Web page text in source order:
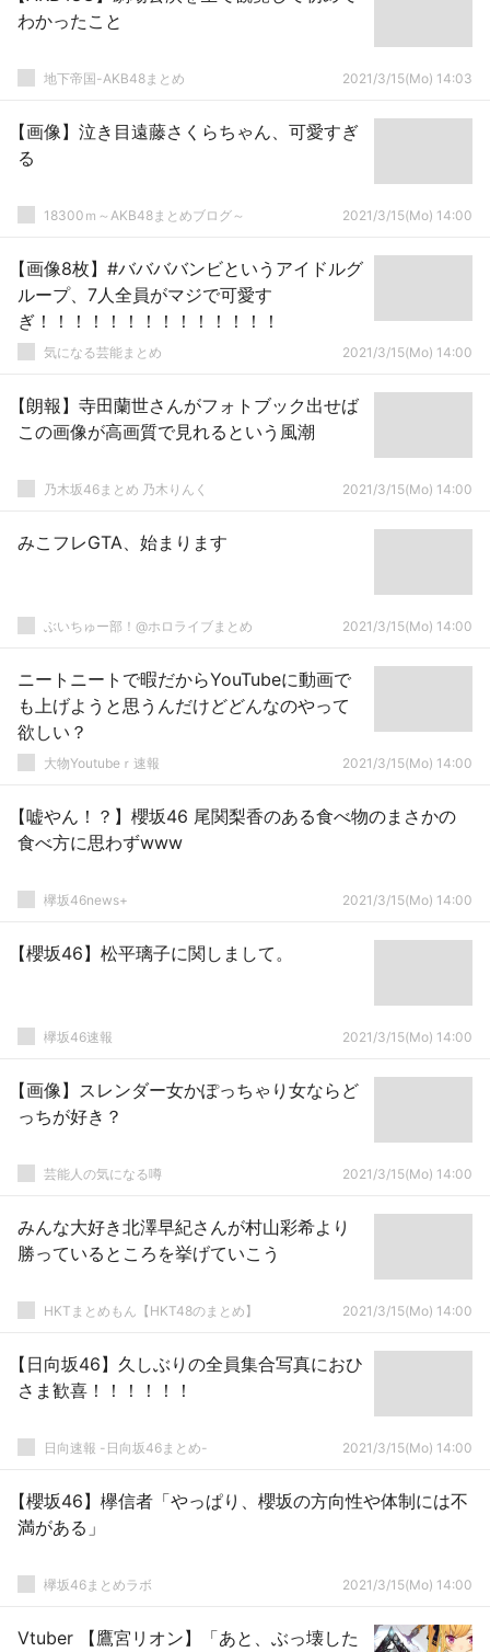
わかったこと
地下帝国-AKB48まとめ 2021/3/15(Mo) 14:03
【画像】泣き目遠藤さくらちゃん、可愛すぎ
る
18300ｍ～AKB48まとめブログ～ 2021/3/15(Mo) 14:00
【画像8枚】#ババババンビというアイドルグ
ループ、7人全員がマジで可愛す
ぎ！！！！！！！！！！！！！！
気になる芸能まとめ 2021/3/15(Mo) 14:00
【朗報】寺田蘭世さんがフォトブック出せば
この画像が高画質で見れるという風潮
乃木坂46まとめ 乃木りんく 2021/3/15(Mo) 14:00
みこフレGTA、始まります
ぶいちゅー部！@ホロライブまとめ 2021/3/15(Mo) 14:00
ニートニートで暇だからYouTubeに動画で
も上げようと思うんだけどどんなのやって
欲しい？
大物Youtubeｒ速報 2021/3/15(Mo) 14:00
【嘘やん！？】櫻坂46 尾関梨香のある食べ物のまさかの
食べ方に思わずwww
欅坂46news+ 2021/3/15(Mo) 14:00
【櫻坂46】松平璃子に関しまして。
欅坂46速報 2021/3/15(Mo) 14:00
【画像】スレンダー女かぽっちゃり女ならど
っちが好き？
芸能人の気になる噂 2021/3/15(Mo) 14:00
みんな大好き北澤早紀さんが村山彩希より
勝っているところを挙げていこう
HKTまとめもん【HKT48のまとめ】 2021/3/15(Mo) 14:00
【日向坂46】久しぶりの全員集合写真におひ
さま歓喜！！！！！！
日向速報 -日向坂46まとめ- 2021/3/15(Mo) 14:00
【櫻坂46】欅信者「やっぱり、櫻坂の方向性や体制には不
満がある」
欅坂46まとめラボ 2021/3/15(Mo) 14:00
Vtuber 【鷹宮リオン】「あと、ぶっ壊した